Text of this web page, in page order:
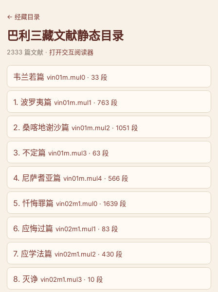
← 经藏目录
巴利三藏文献静态目录
2333 篇文献 · 打开交互阅读器
韦兰若篇 vin01m.mul0 · 33 段
1. 波罗夷篇 vin01m.mul1 · 763 段
2. 桑喀地谢沙篇 vin01m.mul2 · 1051 段
3. 不定篇 vin01m.mul3 · 63 段
4. 尼萨耆亚篇 vin01m.mul4 · 566 段
5. 忏悔罪篇 vin02m1.mul0 · 1639 段
6. 应悔过篇 vin02m1.mul1 · 83 段
7. 应学法篇 vin02m1.mul2 · 430 段
8. 灭诤 vin02m1.mul3 · 10 段